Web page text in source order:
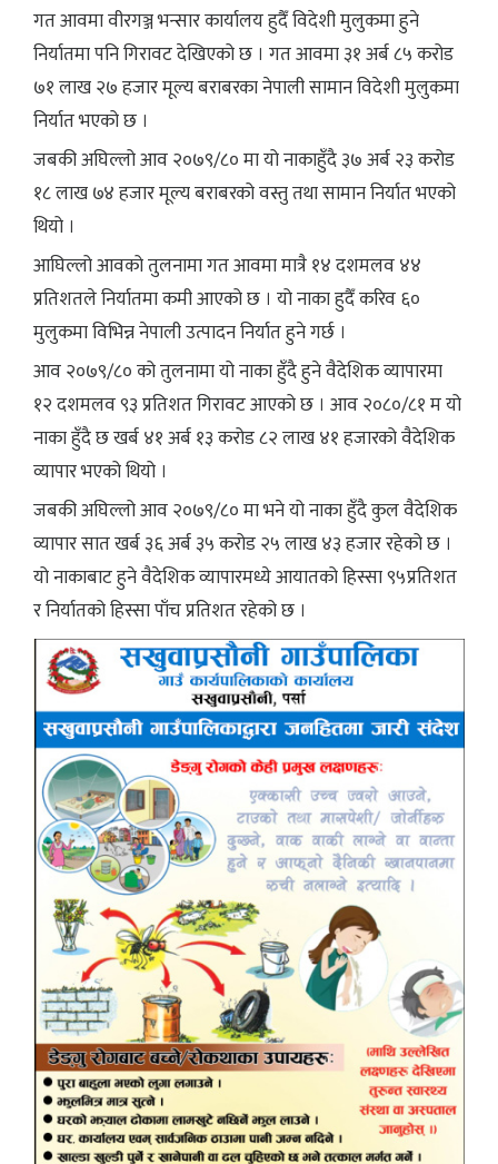
गत आवमा वीरगञ्ज भन्सार कार्यालय हुदैँ विदेशी मुलुकमा हुने
निर्यातमा पनि गिरावट देखिएको छ । गत आवमा ३१ अर्ब ८५ करोड
७१ लाख २७ हजार मूल्य बराबरका नेपाली सामान विदेशी मुलुकमा
निर्यात भएको छ ।
जबकी अघिल्लो आव २०७९/८० मा यो नाकाहुँदै ३७ अर्ब २३ करोड
१८ लाख ७४ हजार मूल्य बराबरको वस्तु तथा सामान निर्यात भएको
थियो ।
आघिल्लो आवको तुलनामा गत आवमा मात्रै १४ दशमलव ४४
प्रतिशतले निर्यातमा कमी आएको छ । यो नाका हुदैँ करिव ६०
मुलुकमा विभिन्न नेपाली उत्पादन निर्यात हुने गर्छ ।
आव २०७९/८० को तुलनामा यो नाका हुँदै हुने वैदेशिक व्यापारमा
१२ दशमलव ९३ प्रतिशत गिरावट आएको छ । आव २०८०/८१ म यो
नाका हुँदै छ खर्ब ४१ अर्ब १३ करोड ८२ लाख ४१ हजारको वैदेशिक
व्यापार भएको थियो ।
जबकी अघिल्लो आव २०७९/८० मा भने यो नाका हुँदै कुल वैदेशिक
व्यापार सात खर्ब ३६ अर्ब ३५ करोड २५ लाख ४३ हजार रहेको छ ।
यो नाकाबाट हुने वैदेशिक व्यापारमध्ये आयातको हिस्सा ९५प्रतिशत
र निर्यातको हिस्सा पाँच प्रतिशत रहेको छ ।